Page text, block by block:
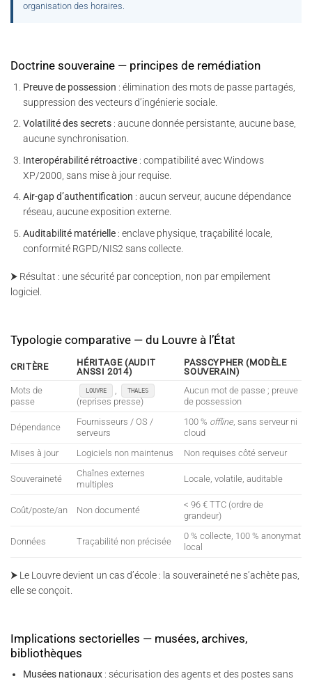
organisation des horaires.
Doctrine souveraine — principes de remédiation
Preuve de possession : élimination des mots de passe partagés,
suppression des vecteurs d’ingénierie sociale.
Volatilité des secrets : aucune donnée persistante, aucune base,
aucune synchronisation.
Interopérabilité rétroactive : compatibilité avec Windows
XP/2000, sans mise à jour requise.
Air-gap d’authentification : aucun serveur, aucune dépendance
réseau, aucune exposition externe.
Auditabilité matérielle : enclave physique, traçabilité locale,
conformité RGPD/NIS2 sans collecte.
⮞ Résultat : une sécurité par conception, non par empilement
logiciel.
Typologie comparative — du Louvre à l’État
CRITÈRE
HÉRITAGE (AUDIT
ANSSI 2014)
PASSCYPHER (MODÈLE
SOUVERAIN)
Mots de
passe
LOUVRE THALES
(reprises presse)
Aucun mot de passe ; preuve
de possession
Dépendance
Fournisseurs / OS /
serveurs
100 % offline , sans serveur ni
cloud
Mises à jour
Logiciels non maintenus Non requises côté serveur
Souveraineté
Chaînes externes
multiples
Locale, volatile, auditable
Coût/poste/an Non documenté
< 96 € TTC (ordre de
grandeur)
Données Traçabilité non précisée
0 % collecte, 100 % anonymat
local
⮞ Le Louvre devient un cas d’école : la souveraineté ne s’achète pas,
elle se conçoit.
Implications sectorielles — musées, archives,
bibliothèques
Musées nationaux : sécurisation des agents et des postes sans